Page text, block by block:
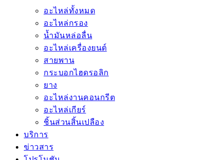
อะไหล่ทั้งหมด
อะไหล่กรอง
น้ำมันหล่อลื่น
อะไหล่เครื่องยนต์
สายพาน
กระบอกไฮดรอลิก
ยาง
อะไหล่งานคอนกรีต
อะไหล่เกียร์
ชิ้นส่วนสิ้นเปลือง
บริการ
ข่าวสาร